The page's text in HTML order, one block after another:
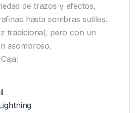
de trazos y efectos,
hasta sombras sutiles.
tradicional, pero con un
asombroso.